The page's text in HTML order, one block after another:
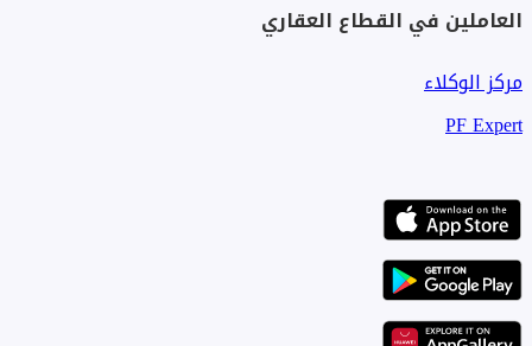
العاملين في القطاع العقاري
مركز الوكلاء
PF Expert